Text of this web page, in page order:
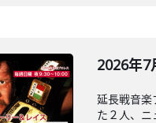
2026年7
延長戦音楽
た２人、ニ